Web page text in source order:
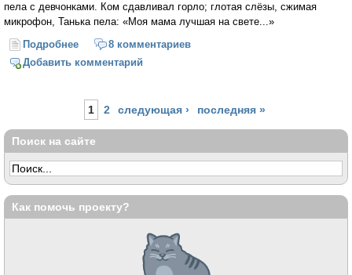
пела с девчонками. Ком сдавливал горло; глотая слёзы, сжимая
микрофон, Танька пела: «Моя мама лучшая на свете...»
Подробнее о помогите, болеет любовь!
8 комментариев
Добавить комментарий
1 2 следующая › последняя »
Поиск на сайте
Как помочь проекту?